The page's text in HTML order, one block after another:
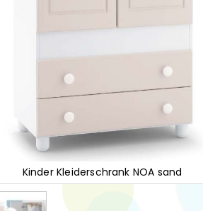
Kinder Kleiderschrank NOA sand